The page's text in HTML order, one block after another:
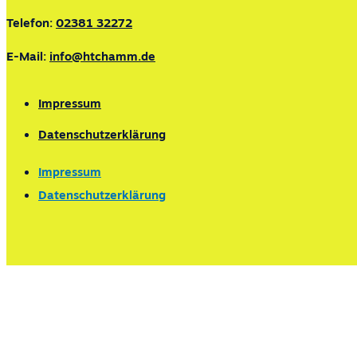
Telefon: 02381 32272
E-Mail: info@htchamm.de
Impressum
Datenschutzerklärung
Impressum
Datenschutzerklärung